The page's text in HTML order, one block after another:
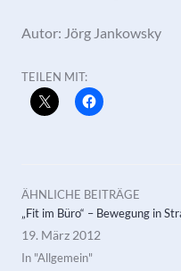
Autor: Jörg Jankowsky
TEILEN MIT:
ÄHNLICHE BEITRÄGE
„Fit im Büro“ – Bewegung in
19. März 2012
In "Allgemein"